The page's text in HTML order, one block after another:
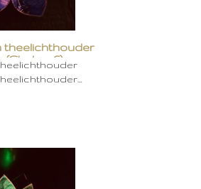
theelichthouder
(Chakra 6)